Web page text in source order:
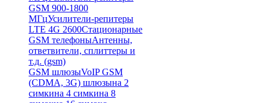
GSM 900-1800
МГцУсилители-репитеры
LTE 4G 2600Стационарные
GSM телефоныАнтенны,
ответвители, сплиттеры и
т.д. (gsm)
GSM шлюзыVoIP GSM
(CDMA, 3G) шлюзына 2
симкина 4 симкина 8